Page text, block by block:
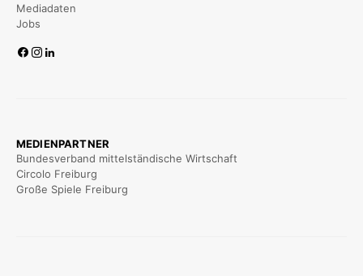
Mediadaten
Jobs
MEDIENPARTNER
Bundesverband mittelständische Wirtschaft
Circolo Freiburg
Große Spiele Freiburg